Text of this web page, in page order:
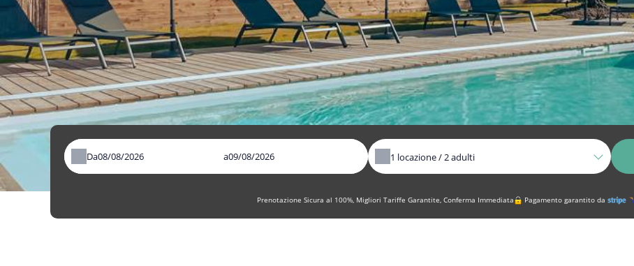
Da a 1 locazione /2adulti
Prenotazione Sicura al 100%, Migliori Tariffe Garantite, Conferma Immediata Pagamento garantito da